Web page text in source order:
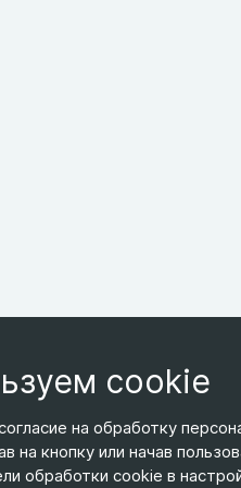
ТЕЛЕФОН
+7 495 266-65-67
ЭЛ. ПОЧТА
cookie
на обработку
на кнопку или начав
обработки cookie в